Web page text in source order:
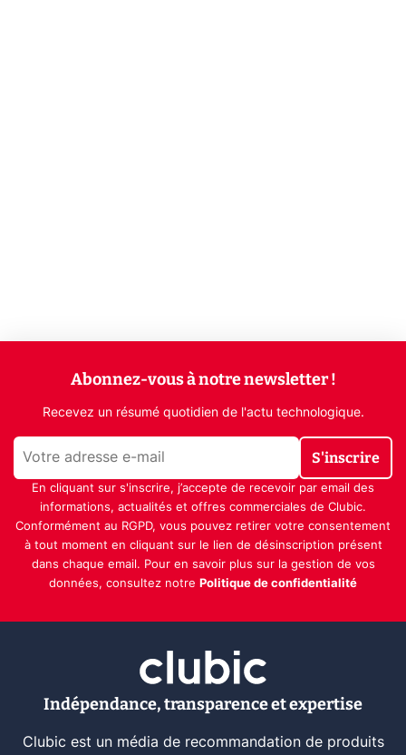
Abonnez-vous à notre newsletter !
Recevez un résumé quotidien de l'actu technologique.
S'inscrire
En cliquant sur s'inscrire, j’accepte de recevoir par email des
informations, actualités et offres commerciales de Clubic.
Conformément au RGPD, vous pouvez retirer votre consentement
à tout moment en cliquant sur le lien de désinscription présent
dans chaque email. Pour en savoir plus sur la gestion de vos
données, consultez notre Politique de confidentialité
Indépendance, transparence et expertise
Clubic est un média de recommandation de produits